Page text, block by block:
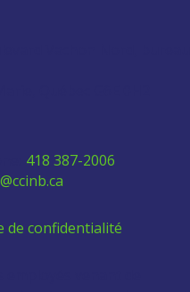
418 387-2006
de confidentialité